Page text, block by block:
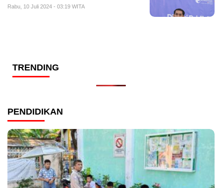
Rabu, 10 Juli 2024 - 03:19 WITA
TRENDING
PENDIDIKAN